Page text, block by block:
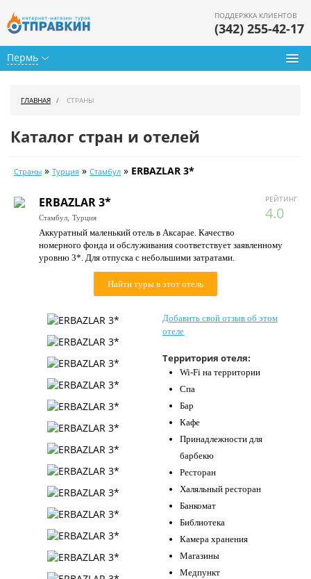
Пермь
ПОДДЕРЖКА КЛИЕНТОВ
(342) 255-42-17
Календарь туров
Цены дня
Страны
Как купить
Контакты
ГЛАВНАЯ СТРАНЫ
Каталог стран и отелей
Страны » Турция » Стамбул » ERBAZLAR 3*
РЕЙТИНГ
4.0
ERBAZLAR 3*
Стамбул, Турция
Аккуратный маленький отель в Аксарае. Качество
номерного фонда и обслуживания соответствует заявленному
уровню 3*. Для отпуска с небольшими затратами.
Найти туры в этот отель
Добавить свой отзыв об этом
отеле
Территория отеля:
Wi-Fi на территории
Спа
Бар
Кафе
Принадлежности для
барбекю
Ресторан
Халяльный ресторан
Банкомат
Библиотека
Камера хранения
Магазины
Медпункт